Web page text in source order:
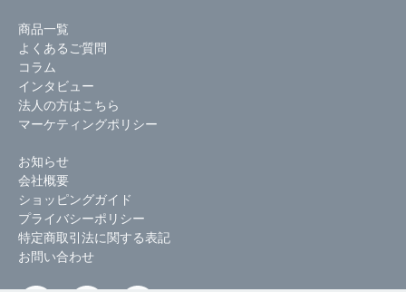
商品一覧
よくあるご質問
コラム
インタビュー
法人の方はこちら
マーケティングポリシー
お知らせ
会社概要
ショッピングガイド
プライバシーポリシー
特定商取引法に関する表記
お問い合わせ